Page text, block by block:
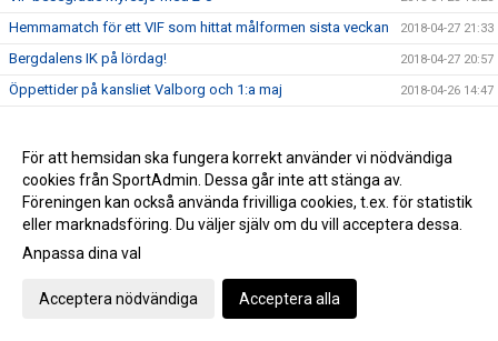
Hemmamatch för ett VIF som hittat målformen sista veckan 2018-04-27 21:33
Bergdalens IK på lördag! 2018-04-27 20:57
Öppettider på kansliet Valborg och 1:a maj 2018-04-26 14:47
Herr vände ett 1-0 underläge till storseger 1-6 2018-04-21 19:53
Dam tappade greppet i 2a och fick en försmädlig
uddamålförlust
Landslagets Fotbollsskola 2018 2018-04-19 15:35
Dam C gjorde ett rappt intryck ikväll
Ibra sköt in en poäng till VIF på stopptid
För att hemsidan ska fungera korrekt använder vi nödvändiga
cookies från SportAdmin. Dessa går inte att stänga av.
Föreningen kan också använda frivilliga cookies, t.ex. för statistik
eller marknadsföring. Du väljer själv om du vill acceptera dessa.
Anpassa dina val
Acceptera nödvändiga Acceptera alla